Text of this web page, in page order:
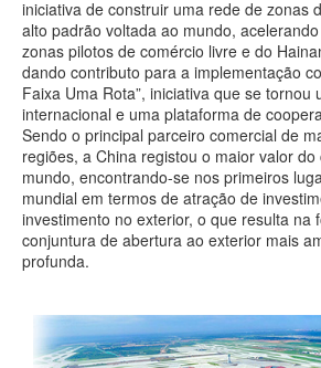
iniciativa de construir uma rede de zonas
alto padrão voltada ao mundo,
zonas pilotos de comércio livre e do
dando contributo para a implementação
Faixa Uma Rota”, iniciativa que se tornou
internacional e uma plataforma de
Sendo o principal parceiro comercial de
regiões, a China registou o maior valor
mundo, encontrando-se nos primeiros
mundial em termos de atração de
investimento no exterior, o que resulta na
conjuntura de abertura ao exterior mais
profunda.